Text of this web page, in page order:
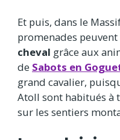
Et puis, dans le
promenades
cheval grâce aux
de Sabots en
grand cavalier,
Atoll sont habitués à
sur les sentiers